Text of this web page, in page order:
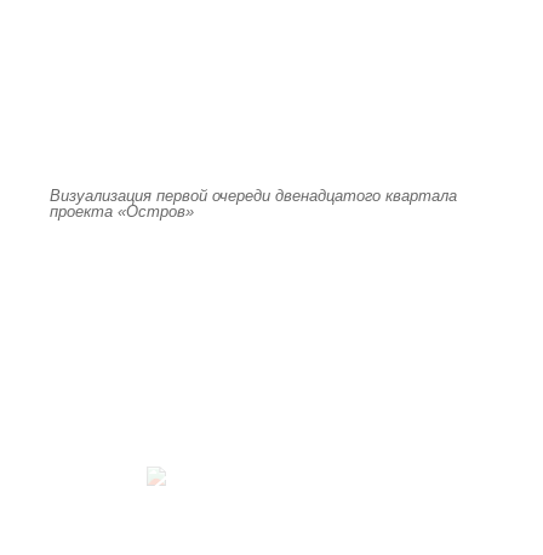
Визуализация первой очереди двенадцатого квартала
проекта «Остров»